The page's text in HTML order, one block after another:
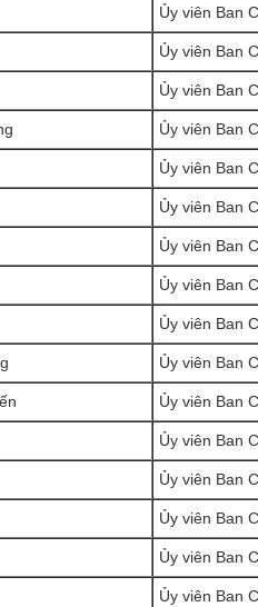
Ủy viên Ban
Ủy viên Ban
Ủy viên Ban
Ủy viên Ban
Ủy viên Ban
Ủy viên Ban
Ủy viên Ban
Ủy viên Ban
Ủy viên Ban
Ủy viên Ban
Ủy viên Ban
Ủy viên Ban
Ủy viên Ban
Ủy viên Ban
Ủy viên Ban
Ủy viên Ban